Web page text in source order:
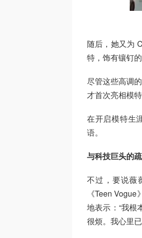
随后，她又为
特，饰有镶钉
尽管这些高调
才首次亮相模
在开启模特生
语。
与科技巨头的
不过，要说薇
《Teen
地表示：“我根
很烦。我心里